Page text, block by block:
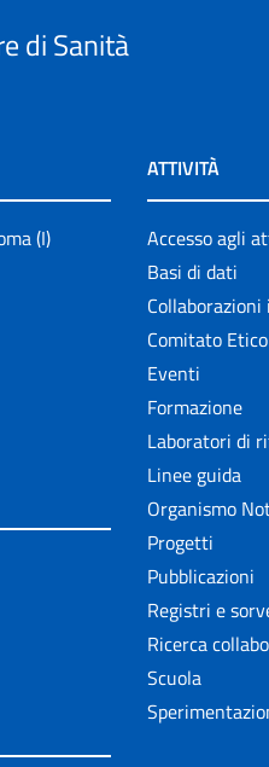
di Sanità
(I)
ATTIVITÀ
Accesso agli
Basi di dati
Comitato
Eventi
Formazione
Laboratori di
Linee guida
Organismo
Progetti
Pubblicazioni
Registri e
Ricerca
Scuola